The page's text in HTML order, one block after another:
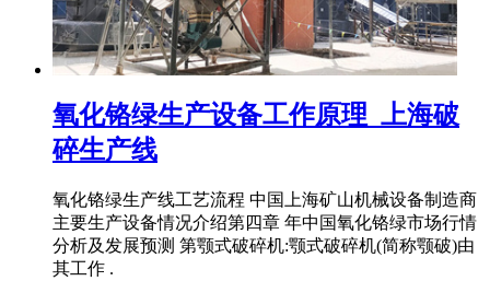
氧化铬绿生产设备工作原理_上海破
碎生产线
氧化铬绿生产线工艺流程 中国上海矿山机械设备制造商
主要生产设备情况介绍第四章 年中国氧化铬绿市场行情
分析及发展预测 第颚式破碎机:颚式破碎机(简称颚破)由
其工作 .